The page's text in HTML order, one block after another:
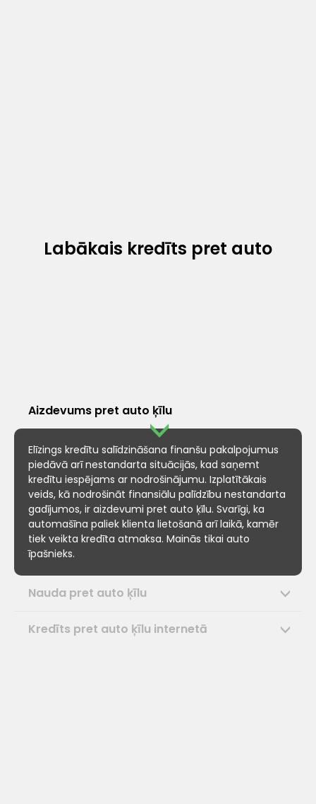
Labākais kredīts pret auto
Aizdevums pret auto ķīlu
Elīzings kredītu salīdzināšana finanšu pakalpojumus
piedāvā arī nestandarta situācijās, kad saņemt
kredītu iespējams ar nodrošinājumu. Izplatītākais
veids, kā nodrošināt finansiālu palīdzību nestandarta
gadījumos, ir aizdevumi pret auto ķīlu. Svarīgi, ka
automašīna paliek klienta lietošanā arī laikā, kamēr
tiek veikta kredīta atmaksa. Mainās tikai auto
īpašnieks.
Nauda pret auto ķīlu
Kredīts pret auto ķīlu internetā